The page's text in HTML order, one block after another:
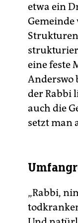
etwa ein
Strukturen
eine feste
Anderswo
der Rabbi
auch die
setzt man
„Rabbi,